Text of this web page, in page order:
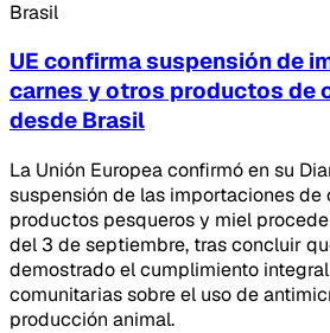
Brasil
UE confirma suspensión de
carnes y otros productos de
desde Brasil
La Unión Europea confirmó en su
suspensión de las importaciones de
productos pesqueros y miel
del 3 de septiembre, tras concluir
demostrado el cumplimiento
comunitarias sobre el uso de
producción animal.